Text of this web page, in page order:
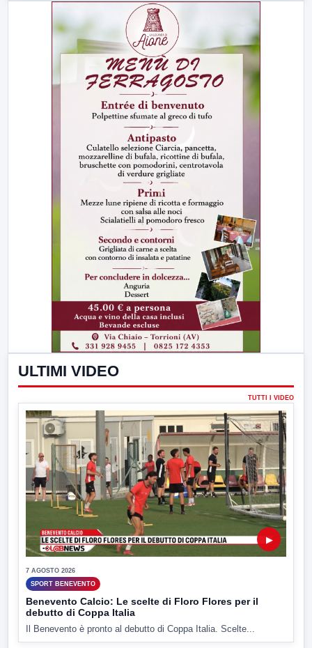
ULTIMI VIDEO
TUTTI I VIDEO
▶
7 AGOSTO 2026
SPORT BENEVENTO
Benevento Calcio: Le scelte di Floro Flores per il
debutto di Coppa Italia
Il Benevento è pronto al debutto di Coppa Italia. Scelte...